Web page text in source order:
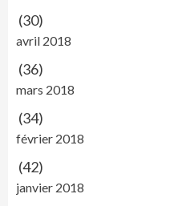
(30)
avril 2018
(36)
mars 2018
(34)
février 2018
(42)
janvier 2018